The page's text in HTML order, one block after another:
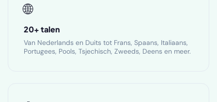
🌐
20+ talen
Van Nederlands en Duits tot Frans, Spaans, Italiaans,
Portugees, Pools, Tsjechisch, Zweeds, Deens en meer.